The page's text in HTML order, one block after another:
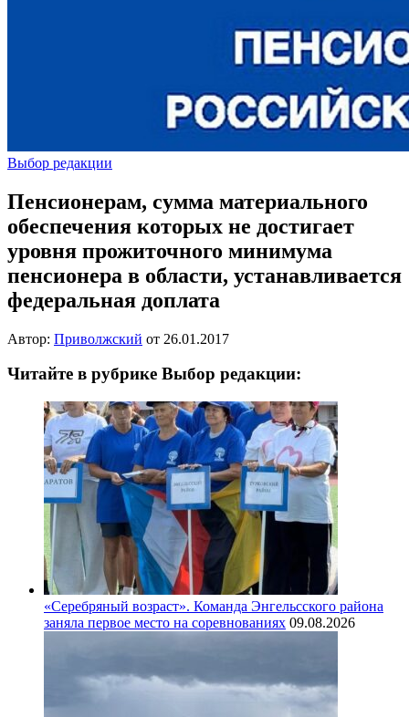
Выбор редакции
Пенсионерам, сумма материального
обеспечения которых не достигает
уровня прожиточного минимума
пенсионера в области, устанавливается
федеральная доплата
Автор: Приволжский от 26.01.2017
Читайте в рубрике Выбор редакции:
«Серебряный возраст». Команда Энгельсского района
заняла первое место на соревнованиях 09.08.2026